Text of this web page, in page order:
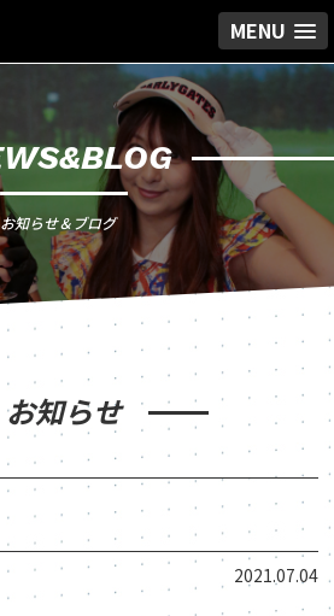
MENU
お知らせ＆ブログ
お知らせ
2021.07.04